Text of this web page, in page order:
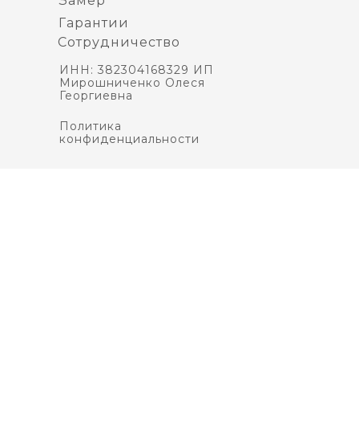
Гарантии
Сотрудничество
Политика
конфиденциальности
ИНН: 382304168329 ИП
Мирошниченко Олеся
Георгиевна